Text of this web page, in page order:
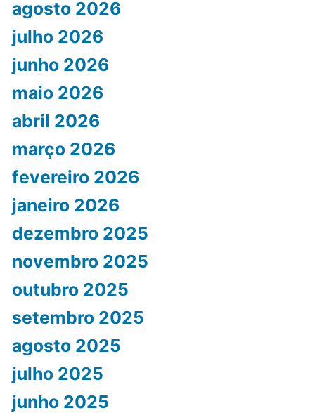
agosto 2026
julho 2026
junho 2026
maio 2026
abril 2026
março 2026
fevereiro 2026
janeiro 2026
dezembro 2025
novembro 2025
outubro 2025
setembro 2025
agosto 2025
julho 2025
junho 2025